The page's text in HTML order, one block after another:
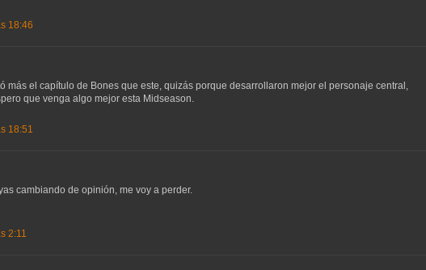
18:46
más el capítulo de Bones que este, quizás porque desarrollaron mejor el personaje central,
que venga algo mejor esta Midseason.
18:51
cambiando de opinión, me voy a perder.
2:11